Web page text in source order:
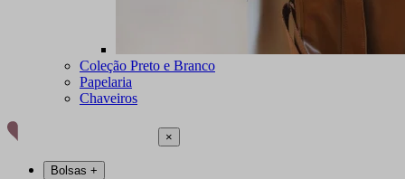
Coleção Preto e Branco
Papelaria
Chaveiros
×
Bolsas +